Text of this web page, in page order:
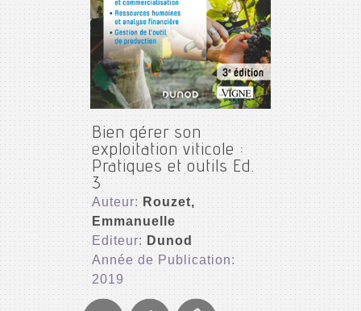
Bien gérer son
exploitation viticole :
Pratiques et outils Ed.
3
Auteur: Rouzet,
Emmanuelle
Editeur: Dunod
Année de Publication:
2019